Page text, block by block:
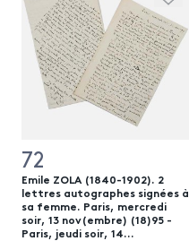
72
Emile ZOLA (1840-1902). 2
lettres autographes signées à
sa femme. Paris, mercredi
soir, 13 nov(embre) (18)95 -
Paris, jeudi soir, 14...